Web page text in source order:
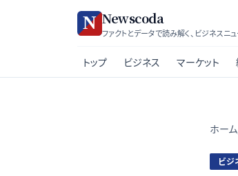
Newscoda
ファクトとデータで読み解く、ビジネスニュ
トップ ビジネス マーケット
ホーム
ビジ